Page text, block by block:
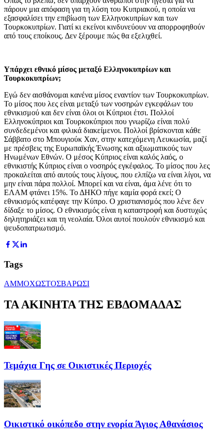
πάρουν μια απόφαση για τη λύση του Κυπριακού, η οποία να
εξασφαλίσει την επιβίωση των Ελληνοκυπρίων και των
Τουρκοκυπρίων. Γιατί κι εκείνοι κινδυνεύουν να απορροφηθούν
από τους εποίκους. Δεν ξέρουμε πώς θα εξελιχθεί.
Υπάρχει εθνικό μίσος μεταξύ Ελληνοκυπρίων και
Τουρκοκυπρίων;
Εγώ δεν αισθάνομαι κανένα μίσος εναντίον των Τουρκοκυπρίων.
Το μίσος που λες είναι μεταξύ των νοσηρών εγκεφάλων του
εθνικισμού και δεν είναι όλοι οι Κύπριοι έτσι. Πολλοί
Ελληνοκύπριοι και Τουρκοκύπριοι που γνωρίζω είναι πολύ
συνδεδεμένοι και φιλικά διακείμενοι. Πολλοί βρίσκονται κάθε
Σάββατο στο Μπουγιούκ Χαν, στην κατεχόμενη Λευκωσία, μαζί
με πρέσβεις της Ευρωπαϊκής Ένωσης και αξιωματικούς των
Ηνωμένων Εθνών. Ο μέσος Κύπριος είναι καλός λαός, ο
εθνικιστής Κύπριος είναι ο νοσηρός εγκέφαλος. Το μίσος που λες
προκαλείται από αυτούς τους λίγους, που ελπίζω να είναι λίγοι, να
μην είναι πάρα πολλοί. Μπορεί και να είναι, άμα λένε ότι το
ΕΛΑΜ φτάνει 15%. Το ΔΗΚΟ πήγε καμία φορά εκεί; Ο
εθνικισμός κατέφαγε την Κύπρο. Ο χριστιανισμός που λένε δεν
δίδαξε το μίσος. Ο εθνικισμός είναι η καταστροφή και δυστυχώς
δηλητηριάζει και τη νεολαία. Όλοι αυτοί πουλούν εθνικισμό και
ψευδοπατριωτισμό.
Tags
ΑΜΜΟΧΩΣΤΟΣΒΑΡΩΣΙ
ΤΑ ΑΚΙΝΗΤΑ ΤΗΣ ΕΒΔΟΜΑΔΑΣ
Τεμάχια Γης σε Οικιστικές Περιοχές
Οικιστικό οικόπεδο στην ενορία Άγιος Αθανάσιος